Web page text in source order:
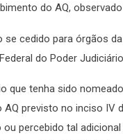
do AQ,
cedido para órgãos
do Poder Judiciário
que tenha sido
previsto no inciso IV
percebido tal